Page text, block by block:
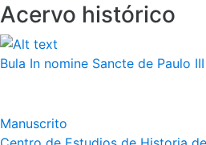
Acervo histórico
Bula In nomine Sancte de Paulo III
Manuscrito